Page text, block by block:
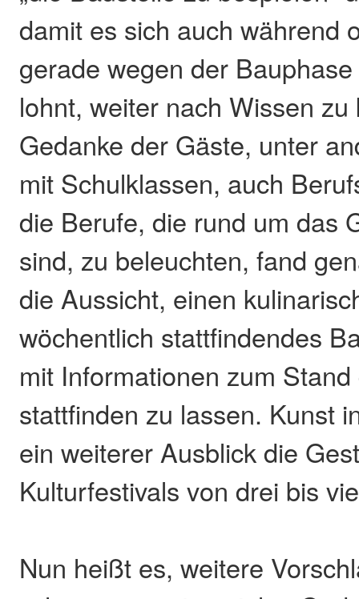
damit es sich auch während
gerade wegen der
lohnt, weiter nach Wissen
Gedanke der Gäste, unter
mit Schulklassen, auch
die Berufe, die rund um das
sind, zu beleuchten, fand
die Aussicht, einen
wöchentlich stattfindendes
mit Informationen zum
stattfinden zu lassen. Kunst
ein weiterer Ausblick die
Kulturfestivals von drei bis
Nun heißt es, weitere